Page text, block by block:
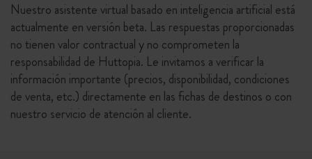
Nuestro asistente virtual basado en inteligencia artificial está
actualmente en versión beta. Las respuestas proporcionadas
no tienen valor contractual y no comprometen la
responsabilidad de Huttopia. Le invitamos a verificar la
información importante (precios, disponibilidad, condiciones
de venta, etc.) directamente en las fichas de destinos o con
nuestro servicio de atención al cliente.